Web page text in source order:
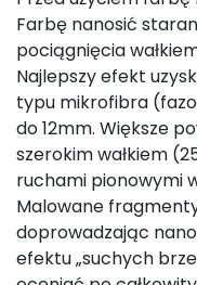
Farbę nanosić
pociągnięcia
Najlepszy efekt
typu mikrofibra
do 12mm. Większe
szerokim wałkiem
ruchami pionowymi
Malowane
doprowadzając
efektu „suchych